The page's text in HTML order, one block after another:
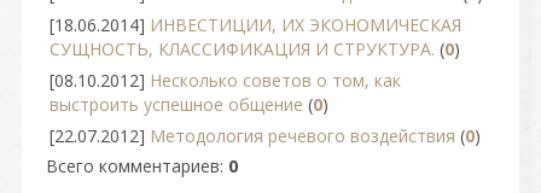
[18.06.2014] ИНВЕСТИЦИИ, ИХ ЭКОНОМИЧЕСКАЯ
СУЩНОСТЬ, КЛАССИФИКАЦИЯ И СТРУКТУРА. (0)
[08.10.2012] Несколько советов о том, как
выстроить успешное общение (0)
[22.07.2012] Методология речевого воздействия (0)
Всего комментариев: 0